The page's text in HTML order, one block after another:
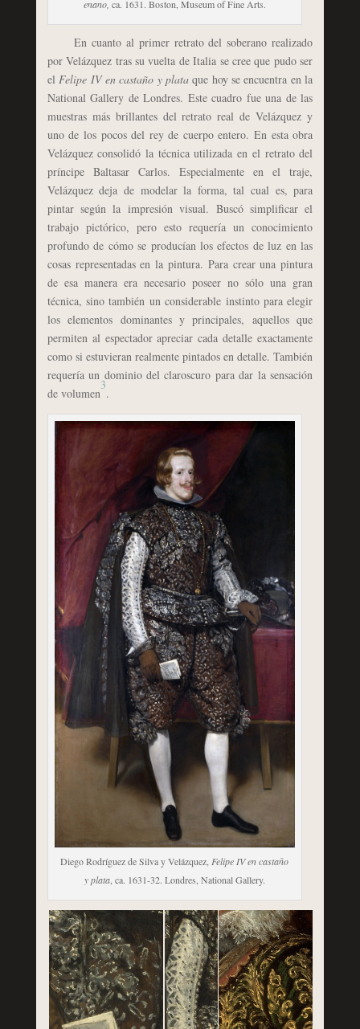
enano, ca. 1631. Boston, Museum of Fine Arts.
En cuanto al primer retrato del soberano realizado
por Velázquez tras su vuelta de Italia se cree que pudo ser
elFelipe IV en castaño y plata que hoy se encuentra en la
National Gallery de Londres. Este cuadro fue una de las
muestras más brillantes del retrato real de Velázquez y
uno de los pocos del rey de cuerpo entero. En esta obra
Velázquez consolidó la técnica utilizada en el retrato del
príncipe Baltasar Carlos. Especialmente en el traje,
Velázquez deja de modelar la forma, tal cual es, para
pintar según la impresión visual. Buscó simplificar el
trabajo pictórico, pero esto requería un conocimiento
profundo de cómo se producían los efectos de luz en las
cosas representadas en la pintura. Para crear una pintura
de esa manera era necesario poseer no sólo una gran
técnica, sino también un considerable instinto para elegir
los elementos dominantes y principales, aquellos que
permiten al espectador apreciar cada detalle exactamente
como si estuvieran realmente pintados en detalle. También
requería un dominio del claroscuro para dar la sensación
de volumen
3
.
Diego Rodríguez de Silva y Velázquez, Felipe IV en castaño
y plata, ca. 1631-32. Londres, National Gallery.